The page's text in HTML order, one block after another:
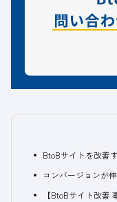
BtoBサイトを改善
コンバージョンが
【BtoBサイト改善